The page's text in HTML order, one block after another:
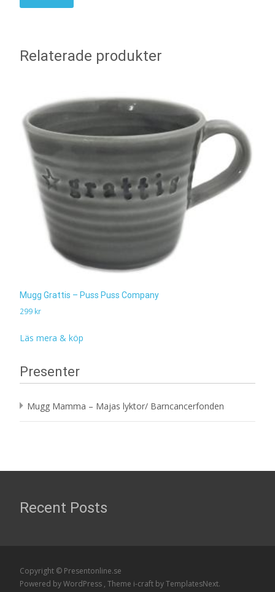
Relaterade produkter
Mugg Grattis – Puss Puss Company
299 kr
Läs mera & köp
Presenter
Mugg Mamma – Majas lyktor/ Barncancerfonden
Recent Posts
Copyright © Presentonline.se
Powered by WordPress , Theme i-craft by TemplatesNext.